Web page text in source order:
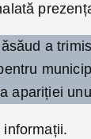
a
apariției
informații.